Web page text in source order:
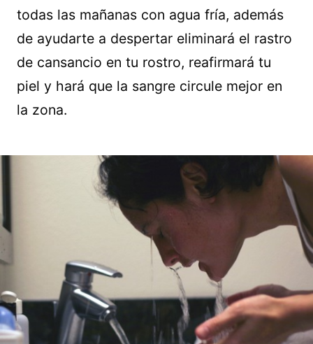
todas las mañanas con agua fría, además
de ayudarte a despertar eliminará el rastro
de cansancio en tu rostro, reafirmará tu
piel y hará que la sangre circule mejor en
la zona.